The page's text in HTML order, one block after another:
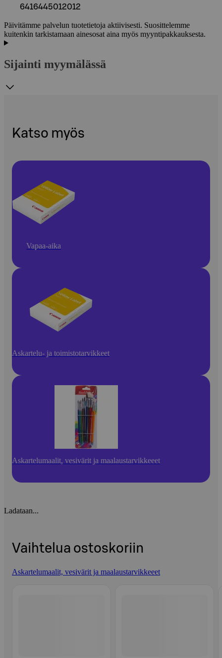
6416445012012
Päivitämme palvelun tuotetietoja aktiivisesti. Suosittelemme
kuitenkin tarkistamaan ainesosat aina myös myyntipakkauksesta.
Sijainti myymälässä
Katso myös
Vapaa-aika
Askartelu- ja toimistotarvikkeet
Askartelumaalit, vesivärit ja maalaustarvikkeeet
Ladataan...
Vaihtelua ostoskoriin
Askartelumaalit, vesivärit ja maalaustarvikkeeet